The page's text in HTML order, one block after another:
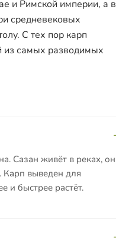
и Римской империи, а в
средневековых
С тех пор карп
из самых разводимых
Сазан живёт в реках, он
Карп выведен для
и быстрее растёт.